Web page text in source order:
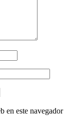
en este navegador